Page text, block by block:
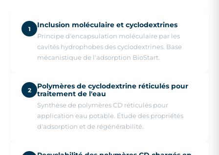
1 Inclusion moléculaire et cyclodextrines
Principe d'encapsulation moléculaire par les
cavités hydrophobes des cyclodextrines. Base
mécanistique de l'adsorption BioStart.
2
Polymères de cyclodextrine réticulés pour
traitement de l'eau
Synthèse de polymères CD réticulés pour
application eau potable. Étude des propriétés
d'adsorption et de régénérabilité.